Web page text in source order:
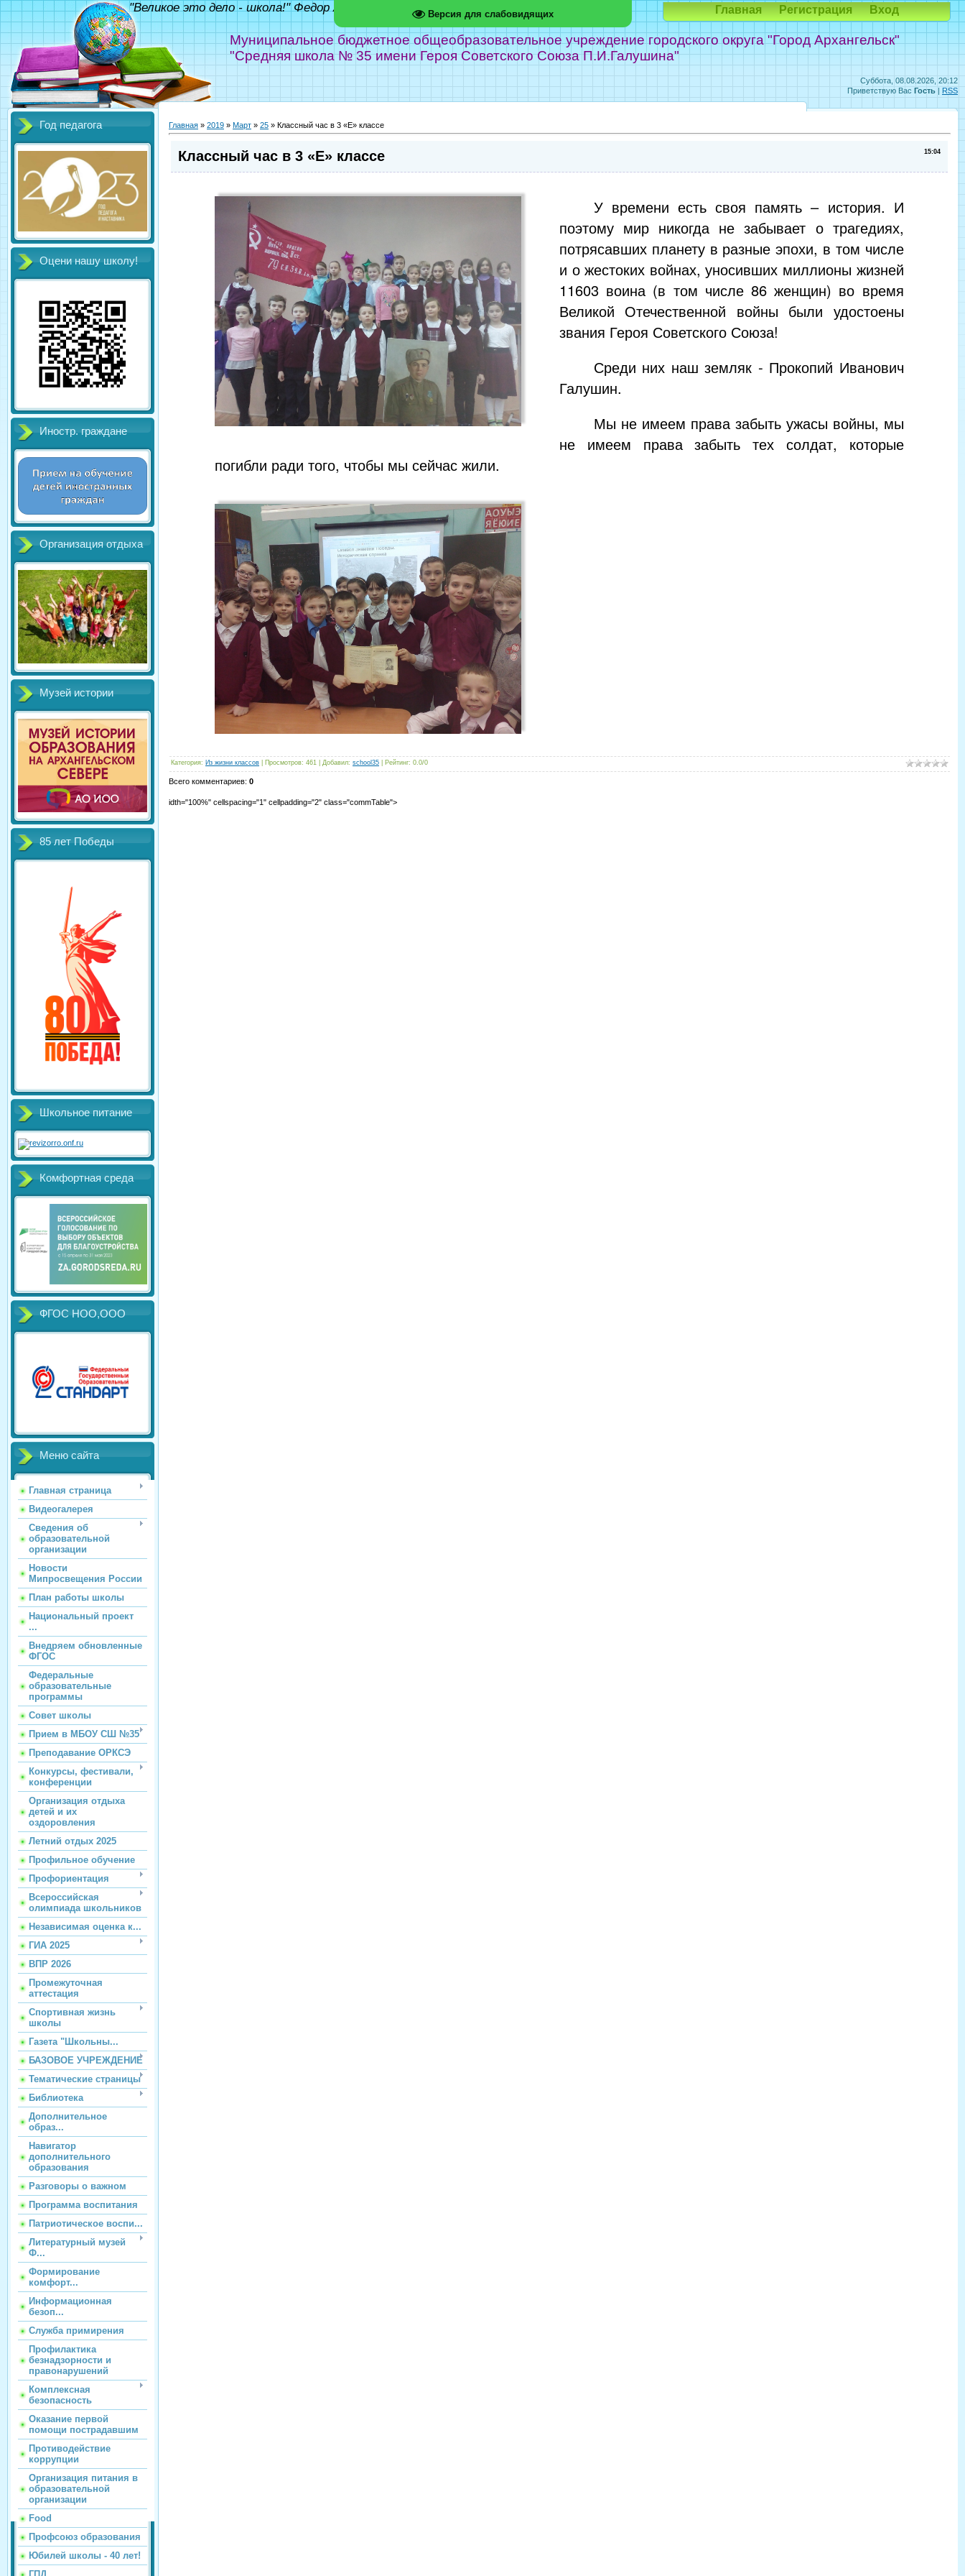
Версия для слабовидящих
Суббота, 08.08.2026, 20:12
Приветствую Вас Гость | RSS
Муниципальное бюджетное общеобразовательное учреждение городского округа "Город Архангельск"
"Средняя школа № 35 имени Героя Советского Союза П.И.Галушина"
"Великое это дело - школа!" Федор Абрамов Главная Регистрация Вход
Год педагога
Оцени нашу школу!
Иностр. граждане
Организация отдыха
Музей истории
85 лет Победы
Школьное питание
Комфортная среда
ФГОС НОО,ООО
Меню сайта
Главная страница
Видеогалерея
Сведения об
образовательной
организации
Новости
Мипросвещения России
План работы школы
Национальный проект
...
Внедряем обновленные
ФГОС
Федеральные
образовательные
программы
Совет школы
Прием в МБОУ СШ №35
Преподавание ОРКСЭ
Конкурсы, фестивали,
конференции
Организация отдыха
детей и их
оздоровления
Летний отдых 2025
Профильное обучение
Профориентация
Всероссийская
олимпиада школьников
Независимая оценка к...
ГИА 2025
ВПР 2026
Промежуточная
аттестация
Спортивная жизнь
школы
Газета "Школьны...
БАЗОВОЕ УЧРЕЖДЕНИЕ
Тематические страницы
Библиотека
Дополнительное
образ...
Навигатор
дополнительного
образования
Разговоры о важном
Программа воспитания
Патриотическое воспи...
Литературный музей
Ф...
Формирование
комфорт...
Информационная
безоп...
Служба примирения
Профилактика
безнадзорности и
правонарушений
Комплексная
безопасность
Оказание первой
помощи пострадавшим
Противодействие
коррупции
Организация питания в
образовательной
организации
Food
Профсоюз образования
Юбилей школы - 40 лет!
Главная » 2019 » Март » 25 » Классный час в 3 «Е» классе
15:04
Классный час в 3 «Е» классе
У времени есть своя память – история. И
поэтому мир никогда не забывает о трагедиях,
потрясавших планету в разные эпохи, в том числе
и о жестоких войнах, уносивших миллионы жизней
11603 воина (в том числе 86 женщин) во время
Великой Отечественной войны были удостоены
звания Героя Советского Союза!
Среди них наш земляк - Прокопий Иванович
Галушин.
Мы не имеем права забыть ужасы войны, мы
не имеем права забыть тех солдат, которые
погибли ради того, чтобы мы сейчас жили.
Категория: Из жизни классов Просмотров: 461 Добавил: school35 Рейтинг: 0.0/0
Всего комментариев: 0
idth="100%" cellspacing="1" cellpadding="2" class="commTable">